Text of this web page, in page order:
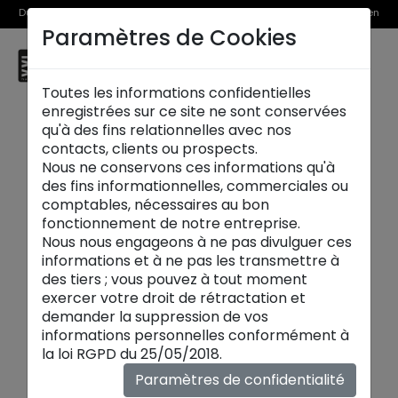
Du 1er au 31 août, découvrez >> nos Offres Spéciales et l’Offre Reprise en
magasin
Meubles TV
devient la pièce maîtresse du
salon. Entre bois chaleureux, céramique et
Paramètres de Cookies
Toutes les informations confidentielles
enregistrées sur ce site ne sont conservées
qu'à des fins relationnelles avec nos
contacts, clients ou prospects.
Nous ne conservons ces informations qu'à
des fins informationnelles, commerciales ou
comptables, nécessaires au bon
fonctionnement de notre entreprise.
Nous nous engageons à ne pas divulguer ces
informations et à ne pas les transmettre à
des tiers ; vous pouvez à tout moment
exercer votre droit de rétractation et
demander la suppression de vos
informations personnelles conformément à
la loi RGPD du 25/05/2018.
Paramètres de confidentialité